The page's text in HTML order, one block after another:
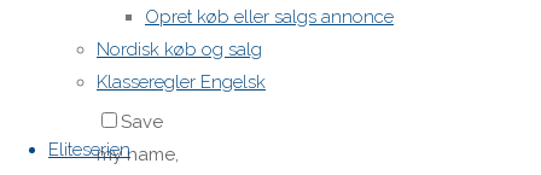
Opret køb eller salgs annonce
Nordisk køb og salg
Klasseregler Engelsk
Eliteserien
Website
Save
my name,